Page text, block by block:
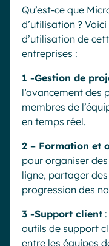
Qu’est-ce que
d’utilisation ?
d’utilisation de
entreprises :
1 -Gestion de
l’avancement des
membres de
en temps réel.
2 – Formation et
pour organiser
ligne, partager
progression des
3 -Support client
outils de support
entre les équipes